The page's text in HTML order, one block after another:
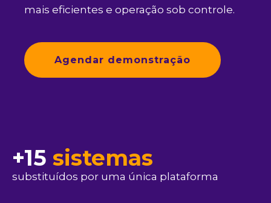
mais eficientes e operação sob controle.
Agendar demonstração
+15 sistemas
substituídos por uma única plataforma